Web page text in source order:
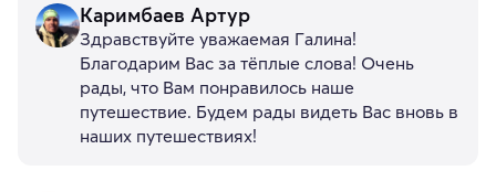
Каримбаев Артур
Здравствуйте уважаемая Галина!
Благодарим Вас за тёплые слова! Очень
рады, что Вам понравилось наше
путешествие. Будем рады видеть Вас вновь в
наших путешествиях!